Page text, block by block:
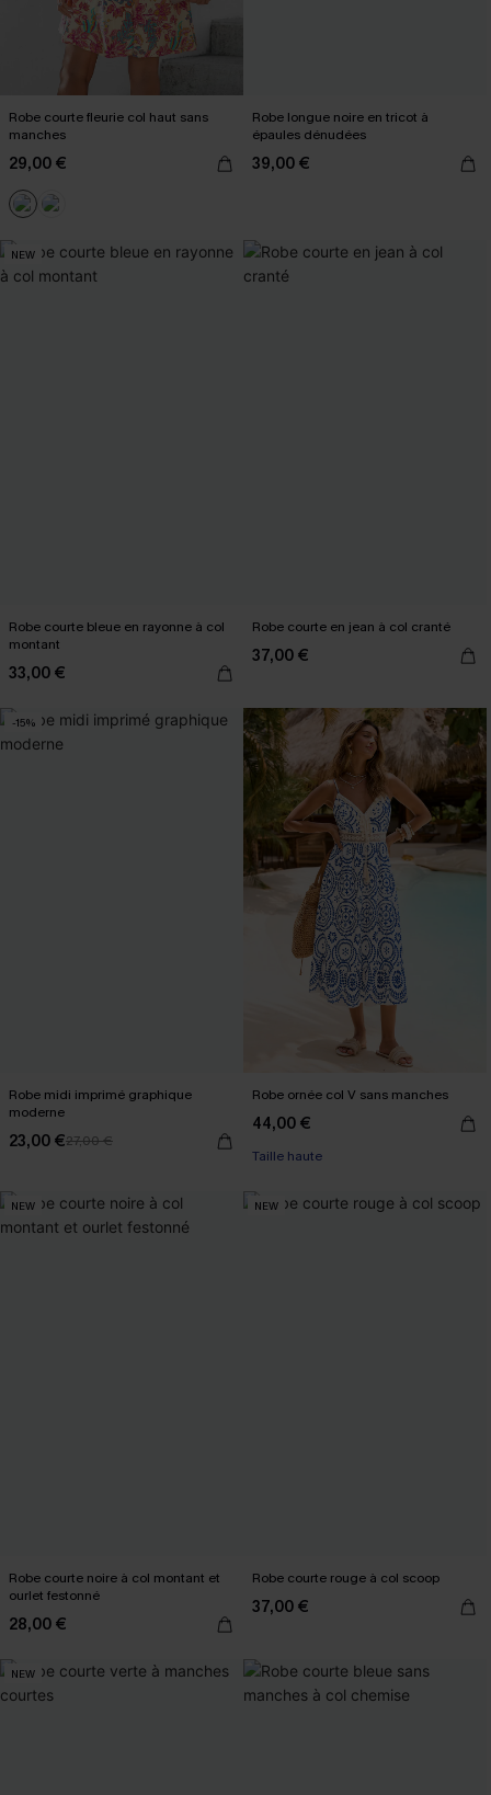
Robe courte fleurie col haut sans
manches
29,00 €
Robe longue noire en tricot à
épaules dénudées
39,00 €
NEW
Robe courte bleue en rayonne à col
montant
33,00 €
Robe courte en jean à col cranté
37,00 €
-15%
Robe midi imprimé graphique
moderne
23,00 €27,00 €
Robe ornée col V sans manches
44,00 €
Taille haute
NEW
Robe courte noire à col montant et
ourlet festonné
28,00 €
NEW
Robe courte rouge à col scoop
37,00 €
NEW